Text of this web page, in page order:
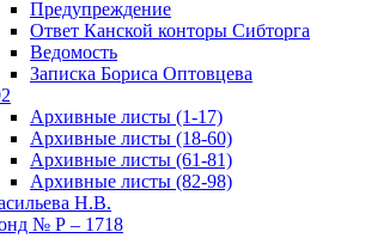
Предупреждение
Ответ Канской конторы Сибторга
Ведомость
Записка Бориса Оптовцева
Архивные листы (1-17)
Архивные листы (18-60)
Архивные листы (61-81)
Архивные листы (82-98)
Н.В.
№ Р – 1718